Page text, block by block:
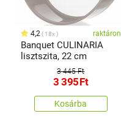
4,2 18x raktáron
Banquet CULINARIA
lisztszita, 22 cm
3 445 Ft
3 395Ft
Kosárba